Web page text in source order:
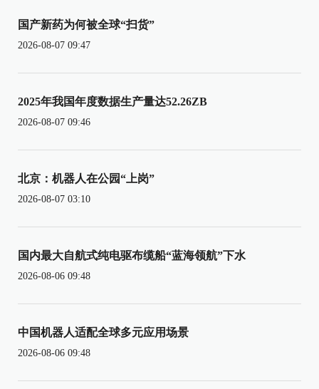
国产新药为何被全球“扫货”
2026-08-07 09:47
2025年我国年度数据生产量达52.26ZB
2026-08-07 09:46
北京：机器人在公园“上岗”
2026-08-07 03:10
国内最大自航式纯电驱布缆船“蓝海领航”下水
2026-08-06 09:48
中国机器人适配全球多元应用场景
2026-08-06 09:48